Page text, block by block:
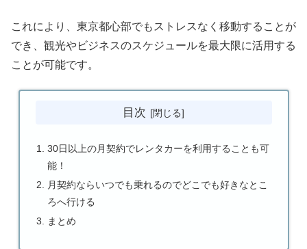
これにより、東京都心部でもストレスなく移動することが
でき、観光やビジネスのスケジュールを最大限に活用する
ことが可能です。
目次
30日以上の月契約でレンタカーを利用することも可
能！
月契約ならいつでも乗れるのでどこでも好きなとこ
ろへ行ける
まとめ